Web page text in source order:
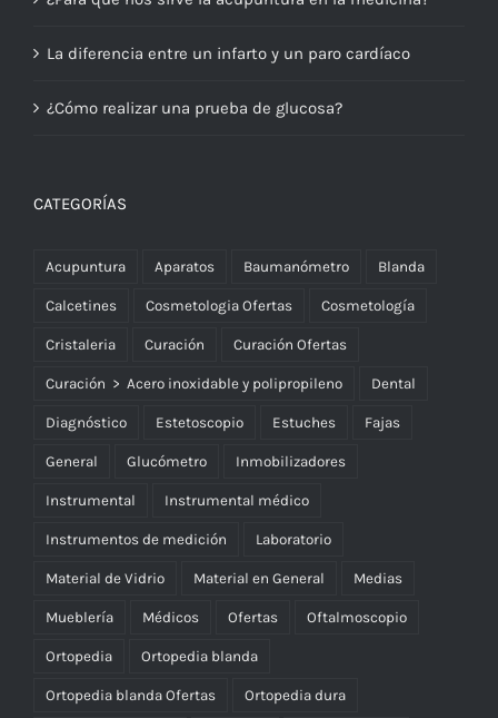
La diferencia entre un infarto y un paro cardíaco
¿Cómo realizar una prueba de glucosa?
CATEGORÍAS
Acupuntura Aparatos Baumanómetro Blanda
Calcetines Cosmetologia Ofertas Cosmetología
Cristaleria Curación Curación Ofertas
Curación > Acero inoxidable y polipropileno Dental
Diagnóstico Estetoscopio Estuches Fajas
General Glucómetro Inmobilizadores
Instrumental Instrumental médico
Instrumentos de medición Laboratorio
Material de Vidrio Material en General Medias
Mueblería Médicos Ofertas Oftalmoscopio
Ortopedia Ortopedia blanda
Ortopedia blanda Ofertas Ortopedia dura